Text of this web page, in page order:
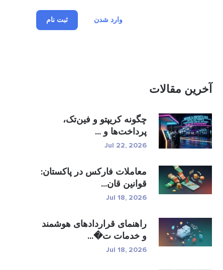
وارد شدن ثبت نام
آخرین مقالات
چگونه کریپتو و فین‌تک،
پرداخت‌ها و ...
Jul 22, 2026
معاملات فارکس در پاکستان:
قوانین قان...
Jul 18, 2026
راهنمای قراردادهای هوشمند
و خدمات ت�...
Jul 18, 2026